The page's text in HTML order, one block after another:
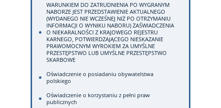
WARUNKIEM DO ZATRUDNIENIA PO WYGRANYM
NABORZE JEST PRZEDSTAWIENIE AKTUALNEGO
(WYDANEGO NIE WCZEŚNEJ NIŻ PO OTRZYMANIU
INFORMACJI O WYNIKU NABORU) ZAŚWIADCZENIA
O NIEKARALNOŚCI Z KRAJOWEGO REJESTRU
KARNEGO, POTWIERDZAJĄCEGO NIESKAZANIE
PRAWOMOCNYM WYROKIEM ZA UMYŚLNE
PRZESTĘPSTWO LUB UMYŚLNE PRZESTĘPSTWO
SKARBOWE
Oświadczenie o posiadaniu obywatelstwa
polskiego
Oświadczenie o korzystaniu z pełni praw
publicznych